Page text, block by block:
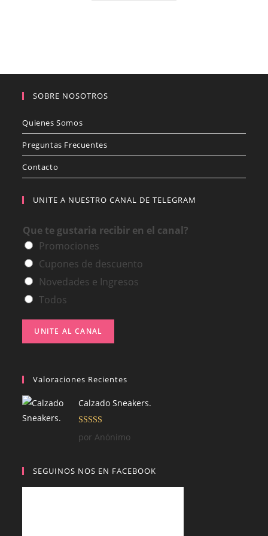
SOBRE NOSOTROS
Quienes Somos
Preguntas Frecuentes
Contacto
UNITE A NUESTRO CANAL DE TELEGRAM
Que te gustaria recibir en el canal?
Promociones
Cupones de descuento
Novedades e Ingresos
Todos
UNITE AL CANAL
Valoraciones Recientes
Calzado Sneakers.
Valorado con
5
por Anónimo
SEGUINOS NOS EN FACEBOOK